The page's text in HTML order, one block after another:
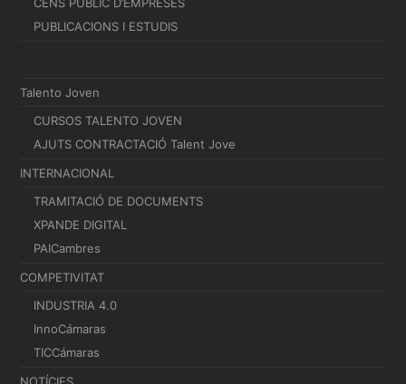
PUBLICACIONS I ESTUDIS
Talento Joven
CURSOS TALENTO JOVEN
AJUTS CONTRACTACIÓ Talent Jove
INTERNACIONAL
TRAMITACIÓ DE DOCUMENTS
XPANDE DIGITAL
PAICambres
COMPETIVITAT
INDUSTRIA 4.0
InnoCámaras
TICCámaras